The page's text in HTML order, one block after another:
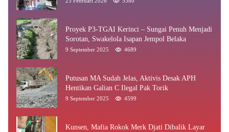
Proyek P3-TGAI Kerinci – Sungai Penuh Menjadi
Sorotan, Swakelola Isapan Jempol Belaka
9 September 2025 4689
Putusan MA Sudah Jelas, Aktivis Desak APH
Hentikan Galian C Ilegal Pak Torik
9 September 2025 4599
Kunsen, Mafia Rokok Merk Djati Dibalik Layar